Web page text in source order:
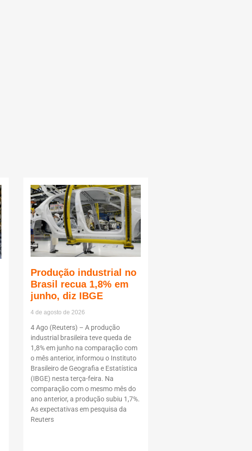
Produção industrial no
Brasil recua 1,8% em
junho, diz IBGE
4 de agosto de 2026
4 Ago (Reuters) – A produção
industrial brasileira teve queda de
1,8% em junho na comparação com
o mês anterior, informou o Instituto
Brasileiro de Geografia e Estatística
(IBGE) nesta terça-feira. Na
comparação com o mesmo mês do
ano anterior, a produção subiu 1,7%.
As expectativas em pesquisa da
Reuters